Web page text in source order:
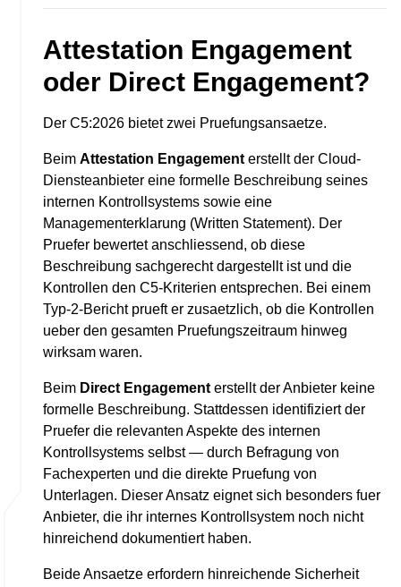
Attestation Engagement
oder Direct Engagement?
Der C5:2026 bietet zwei Pruefungsansaetze.
Beim Attestation Engagement erstellt der Cloud-
Diensteanbieter eine formelle Beschreibung seines
internen Kontrollsystems sowie eine
Managementerklarung (Written Statement). Der
Pruefer bewertet anschliessend, ob diese
Beschreibung sachgerecht dargestellt ist und die
Kontrollen den C5-Kriterien entsprechen. Bei einem
Typ-2-Bericht prueft er zusaetzlich, ob die Kontrollen
ueber den gesamten Pruefungszeitraum hinweg
wirksam waren.
Beim Direct Engagement erstellt der Anbieter keine
formelle Beschreibung. Stattdessen identifiziert der
Pruefer die relevanten Aspekte des internen
Kontrollsystems selbst — durch Befragung von
Fachexperten und die direkte Pruefung von
Unterlagen. Dieser Ansatz eignet sich besonders fuer
Anbieter, die ihr internes Kontrollsystem noch nicht
hinreichend dokumentiert haben.
Beide Ansaetze erfordern hinreichende Sicherheit